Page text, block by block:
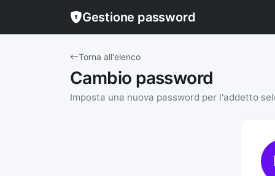
Gestione password
Torna all'elenco
Cambio password
Imposta una nuova password per l'addetto